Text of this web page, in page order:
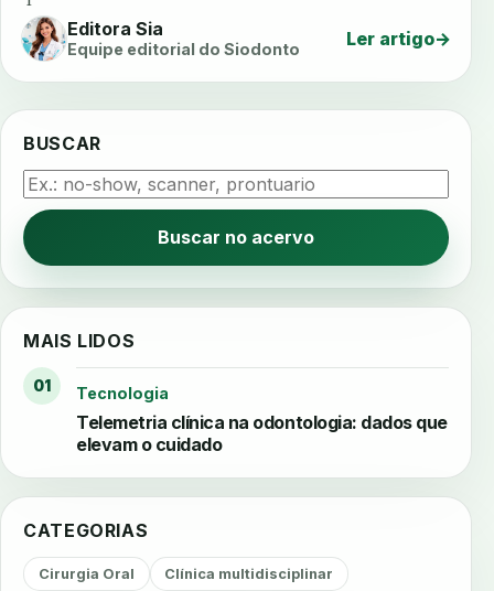
Editora Sia
Equipe editorial do Siodonto Ler artigo→
BUSCAR
Buscar no acervo
MAIS LIDOS
01 Tecnologia
Telemetria clínica na odontologia: dados que
elevam o cuidado
CATEGORIAS
Cirurgia Oral Clínica multidisciplinar